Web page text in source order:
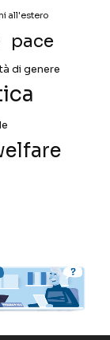
all'estero
pace
di genere